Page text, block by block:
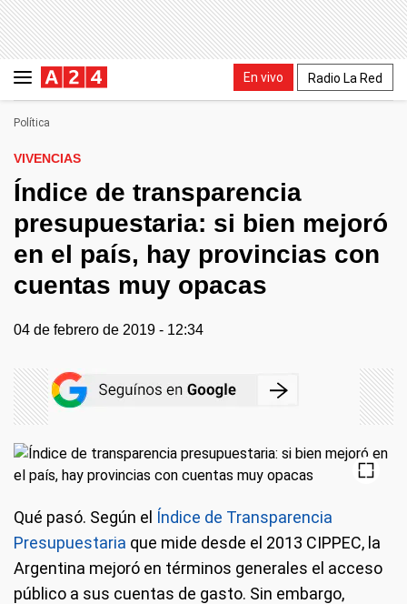
En vivo Radio La Red
Política
VIVENCIAS
Índice de transparencia
presupuestaria: si bien mejoró
en el país, hay provincias con
cuentas muy opacas
04 de febrero de 2019 - 12:34
Qué pasó. Según el Índice de Transparencia
Presupuestaria que mide desde el 2013 CIPPEC, la
Argentina mejoró en términos generales el acceso
público a sus cuentas de gasto. Sin embargo,